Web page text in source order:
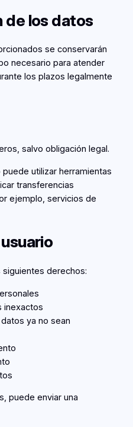
de los datos
se conservarán
necesario para atender
los plazos legalmente
salvo obligación legal.
utilizar herramientas
transferencias
ejemplo, servicios de
derechos:
inexactos
ya no sean
puede enviar una